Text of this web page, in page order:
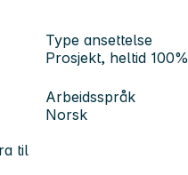
Type ansettelse
Prosjekt, heltid 100%
Arbeidsspråk
Norsk
til